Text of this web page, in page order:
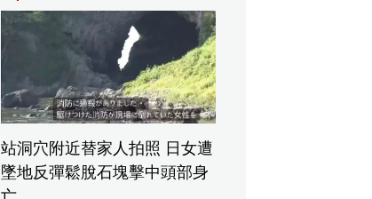
站洞穴附近替家人拍照 日女遭
墜地反彈鬆脫石塊擊中頭部身